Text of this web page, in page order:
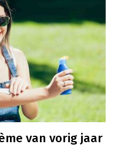
van vorig jaar